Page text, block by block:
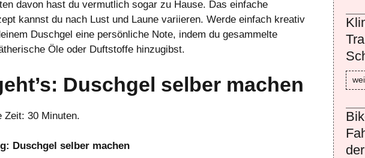
davon hast du vermutlich sogar zu Hause. Das einfache
kannst du nach Lust und Laune variieren. Werde einfach kreativ
Duschgel eine persönliche Note, indem du gesammelte
Öle oder Duftstoffe hinzugibst.
Duschgel selber machen
Zeit: 30 Minuten.
Duschgel selber machen